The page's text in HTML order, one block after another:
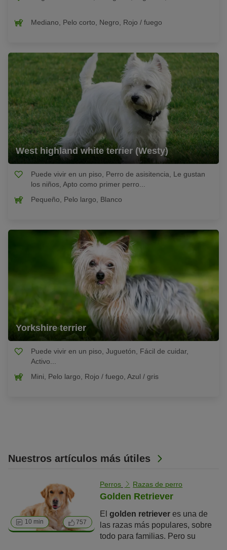
Mediano, Pelo corto, Negro, Rojo / fuego
West highland white terrier (Westy)
Puede vivir en un piso, Perro de asisitencia, Le gustan
los niños, Apto como primer perro...
Pequeño, Pelo largo, Blanco
Yorkshire terrier
Puede vivir en un piso, Juguetón, Fácil de cuidar,
Activo...
Mini, Pelo largo, Rojo / fuego, Azul / gris
Nuestros artículos más útiles
10 min 757
Perros Razas de perro
Golden Retriever
El golden retrieveres una de
las razas más populares, sobre
todo para familias. Pero su